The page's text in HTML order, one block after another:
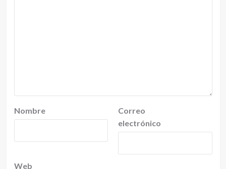
Nombre
Correo
electrónico
Web